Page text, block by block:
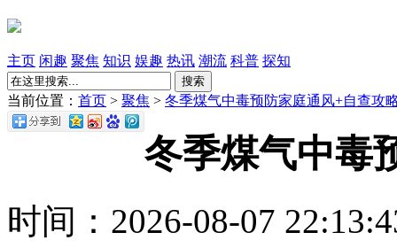
主页 闲趣 聚焦 知识 娱趣 热讯 潮流 科普 探知
搜索
当前位置： 首页 > 聚焦 > 冬季煤气中毒预防家庭通风+自查攻
冬季煤气中毒
时间：2026-08-07